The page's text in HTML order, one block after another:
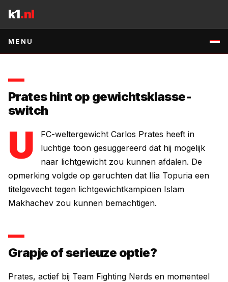
k1.nl
MENU
Islam Makhachev eerder binnenhalen.
Prates hint op gewichtsklasse-
switch
U
FC-weltergewicht Carlos Prates heeft in
luchtige toon gesuggereerd dat hij mogelijk
naar lichtgewicht zou kunnen afdalen. De
opmerking volgde op geruchten dat Ilia Topuria een
titelgevecht tegen lichtgewichtkampioen Islam
Makhachev zou kunnen bemachtigen.
Grapje of serieuze optie?
Prates, actief bij Team Fighting Nerds en momenteel